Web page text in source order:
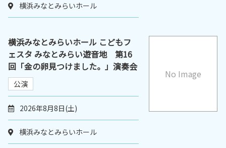
横浜みなとみらいホール
No Image
横浜みなとみらいホール こどもフ
ェスタ みなとみらい遊音地 第16
回「金の卵見つけました。」演奏会
公演
2026年8月8日(土)
横浜みなとみらいホール